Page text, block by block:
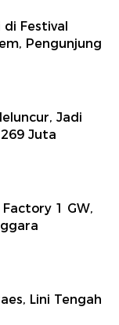
di Festival
Pengunjung
Jadi
Juta
1 GW,
Lini Tengah